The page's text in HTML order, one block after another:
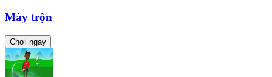
Máy trộn
Chơi ngay